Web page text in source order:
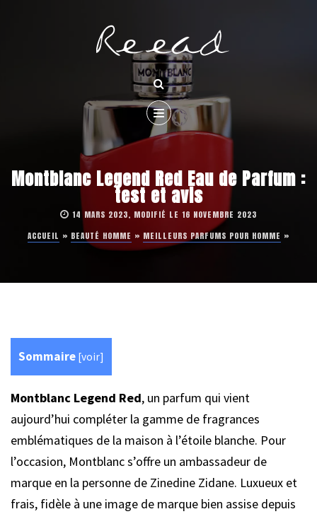
Montblanc Legend Red Eau de Parfum :
test et avis
14 MARS 2023, MODIFIÉ LE 16 NOVEMBRE 2023
ACCUEIL » BEAUTÉ HOMME » MEILLEURS PARFUMS POUR HOMME »
Sommaire [voir]
Montblanc Legend Red, un parfum qui vient
aujourd’hui compléter la gamme de fragrances
emblématiques de la maison à l’étoile blanche. Pour
l’occasion, Montblanc s’offre un ambassadeur de
marque en la personne de Zinedine Zidane. Luxueux et
frais, fidèle à une image de marque bien assise depuis